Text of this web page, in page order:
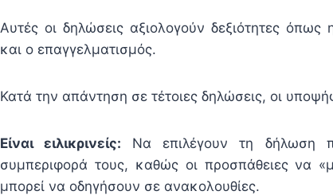
Αυτές οι δηλώσεις αξιολογούν δεξιότητες
και ο επαγγελματισμός.
Κατά την απάντηση σε τέτοιες δηλώσεις, οι
Είναι ειλικρινείς: Να επιλέγουν τη δήλωση
συμπεριφορά τους, καθώς οι προσπάθειες να
μπορεί να οδηγήσουν σε ανακολουθίες.